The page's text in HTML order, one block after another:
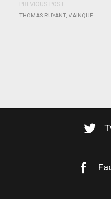
PREVIOUS POST
THOMAS RUYANT, VAINQUEUR DE LA ROUTE DU RHUM, CATÉGORIE IMOCA